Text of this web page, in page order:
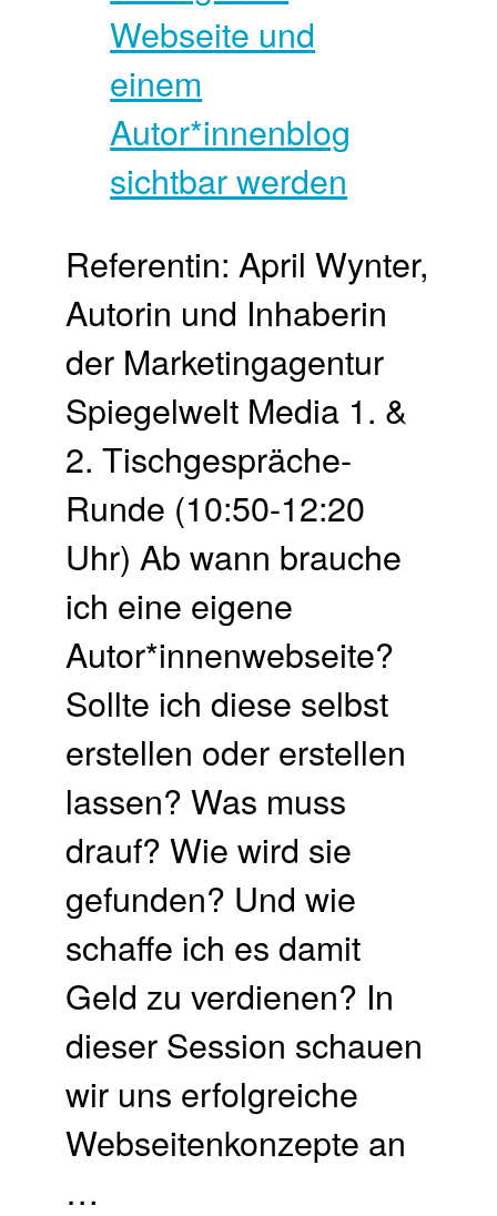
Referentin: April Wynter,
Autorin und Inhaberin
der Marketingagentur
Spiegelwelt Media 1. &
2. Tisch­gespräche-
Runde (10:50-12:20
Uhr) Ab wann brauche
ich eine eigene
Autor*innenwebseite?
Sollte ich diese selbst
erstellen oder erstellen
lassen? Was muss
drauf? Wie wird sie
gefunden? Und wie
schaffe ich es damit
Geld zu verdienen? In
dieser Session schauen
wir uns erfolgreiche
Webseitenkonzepte an
…